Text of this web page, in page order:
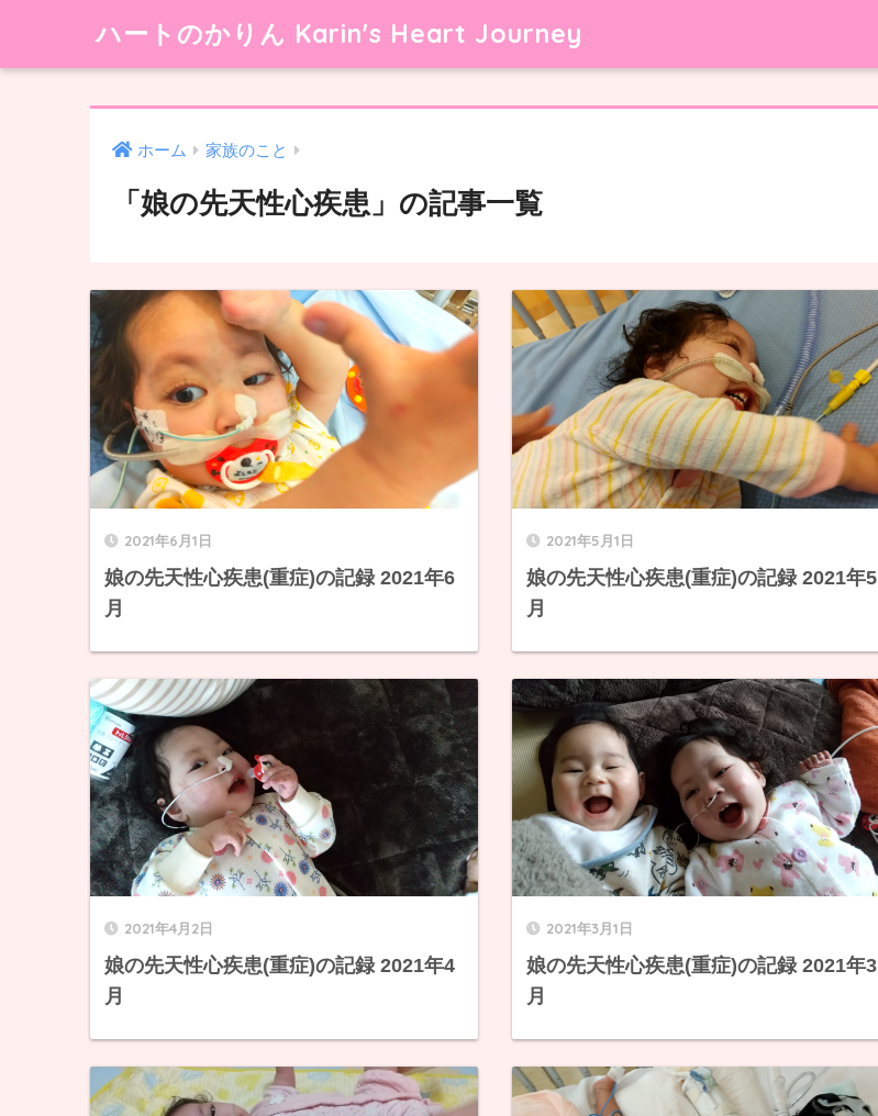
ハートのかりん Karin's Heart Journey
ホーム 家族のこと
「娘の先天性心疾患」の記事一覧
2021年6月1日
娘の先天性心疾患(重症)の記録 2021年6
月
2021年5月1日
娘の先天性心疾患(重症)の記録 2021年5
月
2021年4月2日
娘の先天性心疾患(重症)の記録 2021年4
月
2021年3月1日
娘の先天性心疾患(重症)の記録 2021年3
月